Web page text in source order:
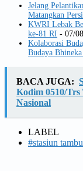
Jelang
Matangkan
KWRI Lebak
ke-81 RI - 07/
Kolaborasi
Budaya
BACA JUGA:
Kodim 0510/
Nasional
LABEL
#stasiun